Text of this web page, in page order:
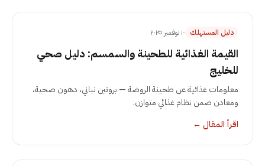
دليل المستهلك ١٠ نوفمبر ٢٠٢٥
القيمة الغذائية للطحينة والسمسم: دليل صحي
للخليج
معلومات غذائية عن طحينة الروضة — بروتين نباتي، دهون صحية،
ومعادن ضمن نظام غذائي متوازن.
اقرأ المقال ←